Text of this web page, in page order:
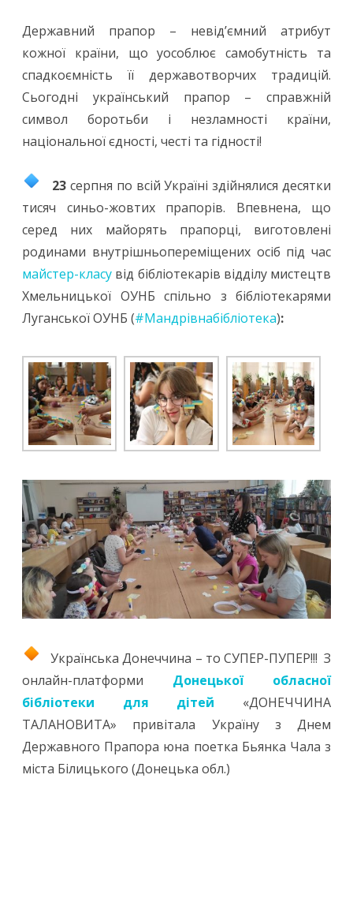
Державний прапор – невід’ємний атрибут
кожної країни, що уособлює самобутність та
спадкоємність її державотворчих традицій.
Сьогодні український прапор – справжній
символ боротьби і незламності країни,
національної єдності, честі та гідності!
23 серпня по всій Україні здійнялися десятки
тисяч синьо-жовтих прапорів. Впевнена, що
серед них майорять прапорці, виготовлені
родинами внутрішньопереміщених осіб під час
майстер-класу від бібліотекарів відділу мистецтв
Хмельницької ОУНБ спільно з бібліотекарями
Луганської ОУНБ (#Мандрівнабібліотека):
Українська Донеччина – то СУПЕР-ПУПЕР!!! З
онлайн-платформи Донецької обласної
бібліотеки для дітей «ДОНЕЧЧИНА
ТАЛАНОВИТА» привітала Україну з Днем
Державного Прапора юна поетка Бьянка Чала з
міста Білицького (Донецька обл.)